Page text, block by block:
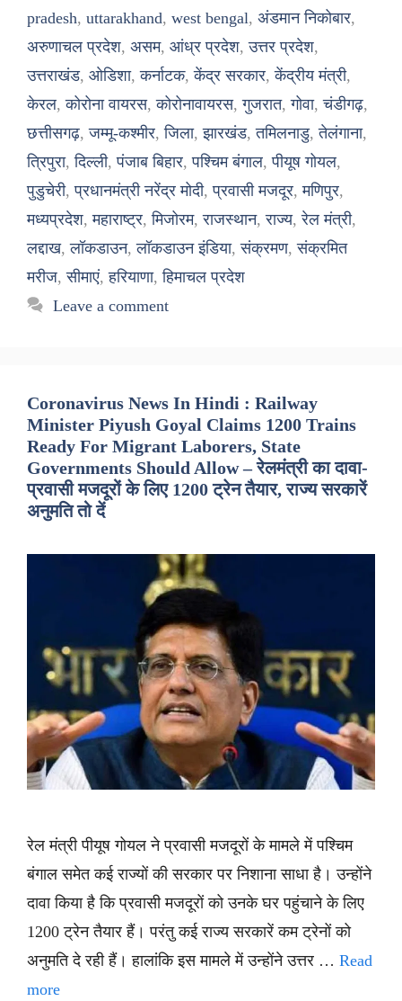
pradesh, uttarakhand, west bengal, अंडमान निकोबार,
अरुणाचल प्रदेश, असम, आंध्र प्रदेश,उत्तर प्रदेश,
उत्तराखंड, ओडिशा,कर्नाटक,केंद्र सरकार,केंद्रीय मंत्री,
केरल,कोरोना वायरस,कोरोनावायरस,गुजरात,गोवा,चंडीगढ़,
छत्तीसगढ़,जम्मू-कश्मीर,जिला,झारखंड,तमिलनाडु,तेलंगाना,
त्रिपुरा,दिल्ली,पंजाब बिहार,पश्चिम बंगाल,पीयूष गोयल,
पुडुचेरी,प्रधानमंत्री नरेंद्र मोदी,प्रवासी मजदूर,मणिपुर,
मध्यप्रदेश,महाराष्ट्र,मिजोरम,राजस्थान,राज्य,रेल मंत्री,
लद्दाख,लॉकडाउन,लॉकडाउन इंडिया,संक्रमण,संक्रमित
मरीज,सीमाएं,हरियाणा,हिमाचल प्रदेश
Leave a comment
Coronavirus News In Hindi : Railway
Minister Piyush Goyal Claims 1200 Trains
Ready For Migrant Laborers, State
Governments Should Allow – रेलमंत्री का दावा-
प्रवासी मजदूरों के लिए 1200 ट्रेन तैयार, राज्य सरकारें
अनुमति तो दें
रेल मंत्री पीयूष गोयल ने प्रवासी मजदूरों के मामले में पश्चिम
बंगाल समेत कई राज्यों की सरकार पर निशाना साधा है। उन्होंने
दावा किया है कि प्रवासी मजदूरों को उनके घर पहुंचाने के लिए
1200 ट्रेन तैयार हैं। परंतु कई राज्य सरकारें कम ट्रेनों को
अनुमति दे रही हैं। हालांकि इस मामले में उन्होंने उत्तर … Read
more